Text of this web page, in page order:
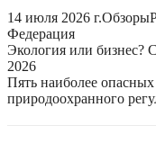
14 июля 2026 г.Обзоры
Федерация
Экология или бизнес?
2026
Пять наиболее
природоохранного